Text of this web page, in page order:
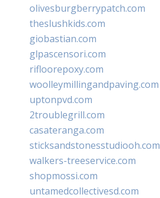
olivesburgberrypatch.com
theslushkids.com
giobastian.com
glpascensori.com
rifloorepoxy.com
woolleymillingandpaving.com
uptonpvd.com
2troublegrill.com
casateranga.com
sticksandstonesstudiooh.com
walkers-treeservice.com
shopmossi.com
untamedcollectivesd.com